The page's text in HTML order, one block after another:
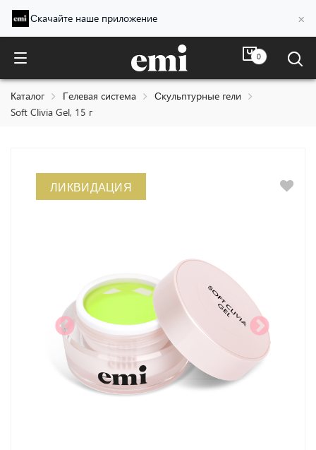
Скачайте наше приложение ×
0
Soft Clivia Gel, 15 г
Каталог Гелевая система
Скульптурные гели
Soft Clivia Gel, 15 г
ЛИКВИДАЦИЯ